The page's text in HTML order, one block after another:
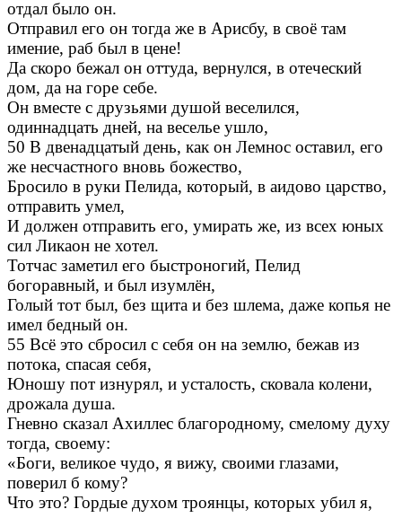
отдал было он.
Отправил его он тогда же в Арисбу, в своё там
имение, раб был в цене!
Да скоро бежал он оттуда, вернулся, в отеческий
дом, да на горе себе.
Он вместе с друзьями душой веселился,
одиннадцать дней, на веселье ушло,
50 В двенадцатый день, как он Лемнос оставил, его
же несчастного вновь божество,
Бросило в руки Пелида, который, в аидово царство,
отправить умел,
И должен отправить его, умирать же, из всех юных
сил Ликаон не хотел.
Тотчас заметил его быстроногий, Пелид
богоравный, и был изумлён,
Голый тот был, без щита и без шлема, даже копья не
имел бедный он.
55 Всё это сбросил с себя он на землю, бежав из
потока, спасая себя,
Юношу пот изнурял, и усталость, сковала колени,
дрожала душа.
Гневно сказал Ахиллес благородному, смелому духу
тогда, своему:
«Боги, великое чудо, я вижу, своими глазами,
поверил б кому?
Что это? Гордые духом троянцы, которых убил я,